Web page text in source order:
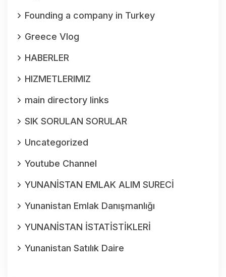
Founding a company in Turkey
Greece Vlog
HABERLER
HIZMETLERIMIZ
main directory links
SIK SORULAN SORULAR
Uncategorized
Youtube Channel
YUNANİSTAN EMLAK ALIM SURECİ
Yunanistan Emlak Danışmanlığı
YUNANİSTAN İSTATİSTİKLERİ
Yunanistan Satılık Daire